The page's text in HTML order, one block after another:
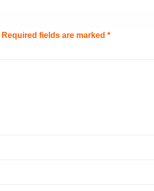
Required fields are marked *